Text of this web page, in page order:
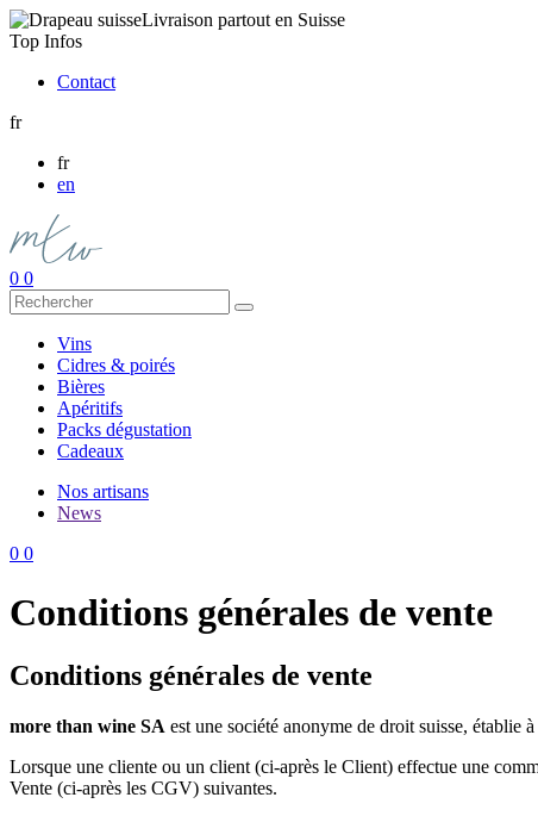
Livraison partout en Suisse
Top Infos
Contact
fr
fr
en
0 0
Vins
Cidres & poirés
Bières
Apéritifs
Packs dégustation
Cadeaux
Nos artisans
News
0 0
Conditions générales de vente
Conditions générales de vente
more than wine SA est une société anonyme de droit suisse, établie
Lorsque une cliente ou un client (ci-après le Client) effectue une
Vente (ci-après les CGV) suivantes.